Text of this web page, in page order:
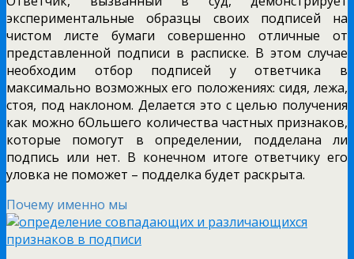
экспериментальные образцы своих подписей на
чистом листе бумаги совершенно отличные от
представленной подписи в расписке. В этом случае
необходим отбор подписей у ответчика в
максимально возможных его положениях: сидя, лежа,
стоя, под наклоном. Делается это с целью получения
как можно бОльшего количества частных признаков,
которые помогут в определении, подделана ли
подпись или нет. В конечном итоге ответчику его
уловка не поможет – подделка будет раскрыта.
Почему именно мы